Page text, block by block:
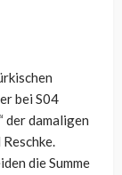
bei S04
damaligen
die Summe